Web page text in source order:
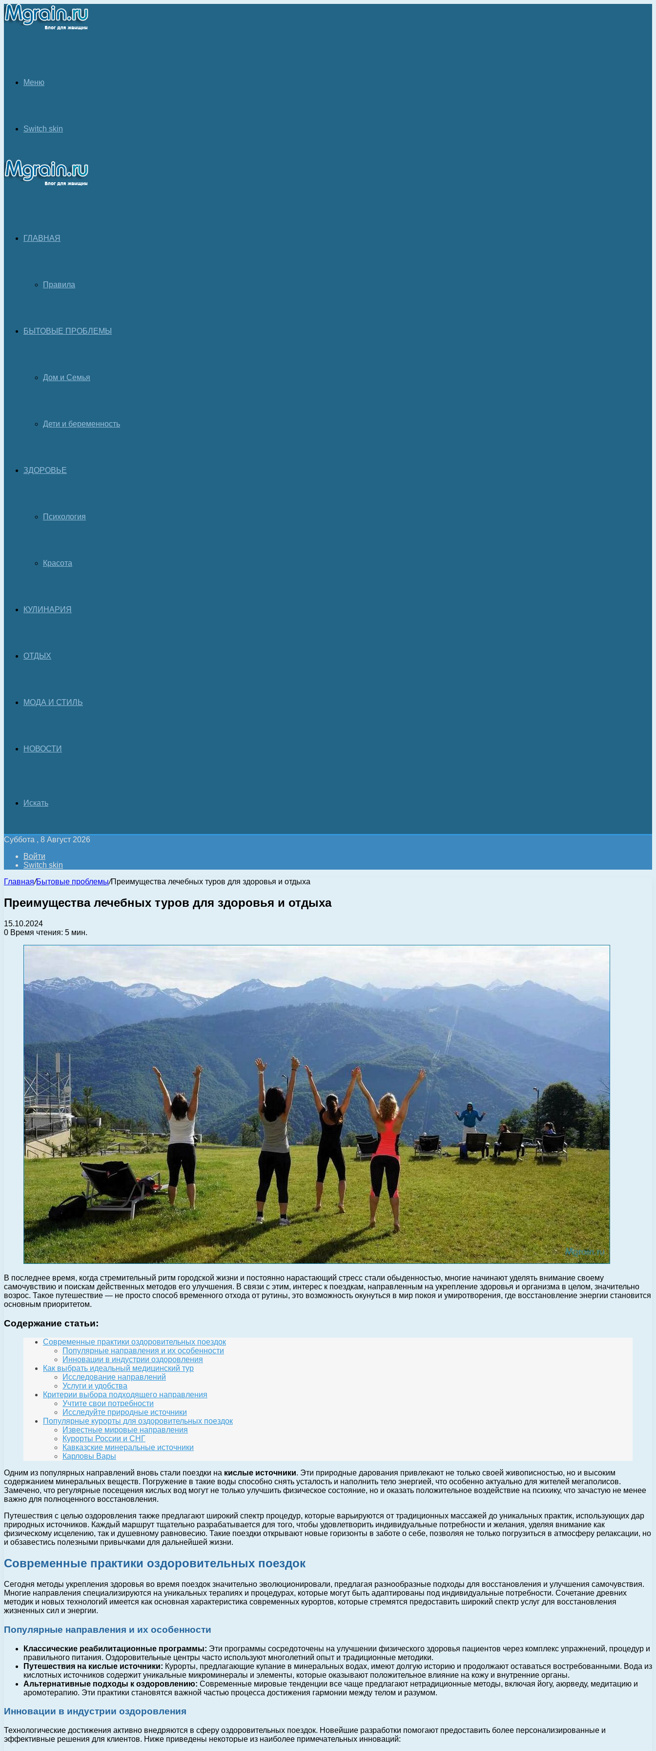
Меню
Switch skin
ГЛАВНАЯ
Правила
БЫТОВЫЕ ПРОБЛЕМЫ
Дом и Семья
Дети и беременность
ЗДОРОВЬЕ
Психология
Красота
КУЛИНАРИЯ
ОТДЫХ
МОДА И СТИЛЬ
НОВОСТИ
Искать
Суббота , 8 Август 2026
Войти
Switch skin
Главная/Бытовые проблемы/Преимущества лечебных туров для здоровья и отдыха
Преимущества лечебных туров для здоровья и отдыха
15.10.2024
0 Время чтения: 5 мин.
В последнее время, когда стремительный ритм городской жизни и постоянно нарастающий стресс стали обыденностью, многие начинают уделять внимание своему
самочувствию и поискам действенных методов его улучшения. В связи с этим, интерес к поездкам, направленным на укрепление здоровья и организма в целом, значительно
возрос. Такое путешествие — не просто способ временного отхода от рутины, это возможность окунуться в мир покоя и умиротворения, где восстановление энергии становится
основным приоритетом.
Содержание статьи:
Современные практики оздоровительных поездок
Популярные направления и их особенности
Инновации в индустрии оздоровления
Как выбрать идеальный медицинский тур
Исследование направлений
Услуги и удобства
Критерии выбора подходящего направления
Учтите свои потребности
Исследуйте природные источники
Популярные курорты для оздоровительных поездок
Известные мировые направления
Курорты России и СНГ
Кавказские минеральные источники
Карловы Вары
Одним из популярных направлений вновь стали поездки на кислые источники. Эти природные дарования привлекают не только своей живописностью, но и высоким
содержанием минеральных веществ. Погружение в такие воды способно снять усталость и наполнить тело энергией, что особенно актуально для жителей мегаполисов.
Замечено, что регулярные посещения кислых вод могут не только улучшить физическое состояние, но и оказать положительное воздействие на психику, что зачастую не менее
важно для полноценного восстановления.
Путешествия с целью оздоровления также предлагают широкий спектр процедур, которые варьируются от традиционных массажей до уникальных практик, использующих дар
природных источников. Каждый маршрут тщательно разрабатывается для того, чтобы удовлетворить индивидуальные потребности и желания, уделяя внимание как
физическому исцелению, так и душевному равновесию. Такие поездки открывают новые горизонты в заботе о себе, позволяя не только погрузиться в атмосферу релаксации, но
и обзавестись полезными привычками для дальнейшей жизни.
Современные практики оздоровительных поездок
Сегодня методы укрепления здоровья во время поездок значительно эволюционировали, предлагая разнообразные подходы для восстановления и улучшения самочувствия.
Многие направления специализируются на уникальных терапиях и процедурах, которые могут быть адаптированы под индивидуальные потребности. Сочетание древних
методик и новых технологий имеется как основная характеристика современных курортов, которые стремятся предоставить широкий спектр услуг для восстановления
жизненных сил и энергии.
Популярные направления и их особенности
Классические реабилитационные программы: Эти программы сосредоточены на улучшении физического здоровья пациентов через комплекс упражнений, процедур и
правильного питания. Оздоровительные центры часто используют многолетний опыт и традиционные методики.
Путешествия на кислые источники: Курорты, предлагающие купание в минеральных водах, имеют долгую историю и продолжают оставаться востребованными. Вода из
кислотных источников содержит уникальные микроминералы и элементы, которые оказывают положительное влияние на кожу и внутренние органы.
Альтернативные подходы к оздоровлению: Современные мировые тенденции все чаще предлагают нетрадиционные методы, включая йогу, аюрведу, медитацию и
аромотерапию. Эти практики становятся важной частью процесса достижения гармонии между телом и разумом.
Инновации в индустрии оздоровления
Технологические достижения активно внедряются в сферу оздоровительных поездок. Новейшие разработки помогают предоставить более персонализированные и
эффективные решения для клиентов. Ниже приведены некоторые из наиболее примечательных инноваций: